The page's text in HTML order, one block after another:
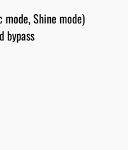
Shine mode)
bypass